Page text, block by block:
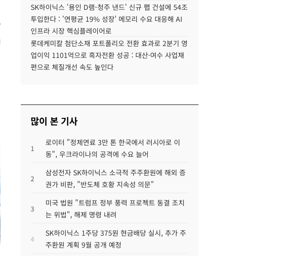
SK하이닉스 '용인 D램-청주 낸드' 신규 팹 건설에 54조
투입한다 : '연평균 19% 성장' 메모리 수요 대응해 AI
인프라 시장 핵심플레이어로
롯데케미칼 첨단소재 포트폴리오 전환 효과로 2분기 영
업이익 1101억으로 흑자전환 성공 : 대산·여수 사업재
편으로 체질개선 속도 높인다
많이 본 기사
1
로이터 "정제연료 3만 톤 한국에서 러시아로 이
동", 우크라이나의 공격에 수요 늘어
2
삼성전자 SK하이닉스 소극적 주주환원에 해외 증
권가 비판, "반도체 호황 지속성 의문"
3
미국 법원 "트럼프 정부 풍력 프로젝트 동결 조치
는 위법", 해제 명령 내려
4
SK하이닉스 1주당 375원 현금배당 실시, 추가 주
주환원 계획 9월 공개 예정